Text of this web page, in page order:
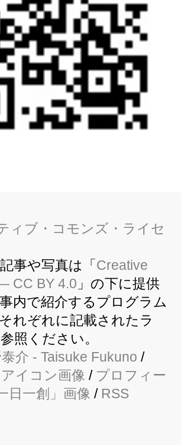
事や写真は「 Creative
CC BY 4.0 」の下に提供
内で紹介するプログラム
れぞれに記載されたラ
照ください。
介 - Taisuke Fukuno /
アイコン画像 / プロフィー
日一創」画像 / RSS